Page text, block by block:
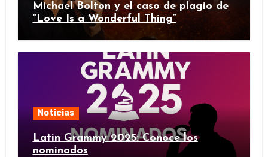
Michael Bolton y el caso de plagio de
“Love Is a Wonderful Thing”
Noticias
Latin Grammy 2025: Conoce los
nominados